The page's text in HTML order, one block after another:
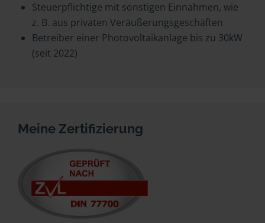
Steuerpflichtige mit sonstigen Einnahmen, wie
z. B. aus privaten Veräußerungsgeschäften
Betreiber einer Photovoltaikanlage bis zu 30kW
(seit 2022)
Meine Zertifizierung